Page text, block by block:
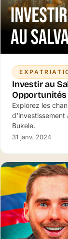
Investir au
Opportunités
Explorez les
d'investissement
Bukele.
31 janv. 2024